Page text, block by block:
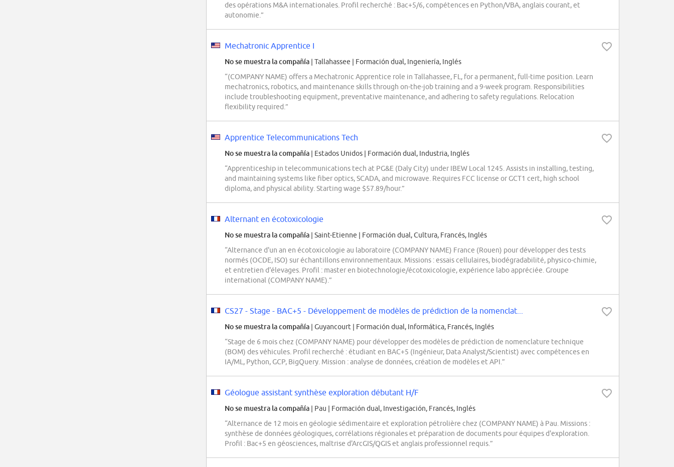
des opérations M&A internationales. Profil recherché : Bac+5/6, compétences en Python/VBA, anglais courant, et
autonomie.”
Mechatronic Apprentice I
No se muestra la compañía | Tallahassee | Formación dual, Ingeniería, Inglés
“(COMPANY NAME) offers a Mechatronic Apprentice role in Tallahassee, FL, for a permanent, full-time position. Learn
mechatronics, robotics, and maintenance skills through on-the-job training and a 9-week program. Responsibilities
include troubleshooting equipment, preventative maintenance, and adhering to safety regulations. Relocation
flexibility required.”
Apprentice Telecommunications Tech
No se muestra la compañía | Estados Unidos | Formación dual, Industria, Inglés
“Apprenticeship in telecommunications tech at PG&E (Daly City) under IBEW Local 1245. Assists in installing, testing,
and maintaining systems like fiber optics, SCADA, and microwave. Requires FCC license or GCT1 cert, high school
diploma, and physical ability. Starting wage $57.89/hour.”
Alternant en écotoxicologie
No se muestra la compañía | Saint-Etienne | Formación dual, Cultura, Francés, Inglés
“Alternance d'un an en écotoxicologie au laboratoire (COMPANY NAME) France (Rouen) pour développer des tests
normés (OCDE, ISO) sur échantillons environnementaux. Missions : essais cellulaires, biodégradabilité, physico-chimie,
et entretien d'élevages. Profil : master en biotechnologie/écotoxicologie, expérience labo appréciée. Groupe
international (COMPANY NAME).”
CS27 - Stage - BAC+5 - Développement de modèles de prédiction de la nomenclat...
No se muestra la compañía | Guyancourt | Formación dual, Informática, Francés, Inglés
“Stage de 6 mois chez (COMPANY NAME) pour développer des modèles de prédiction de nomenclature technique
(BOM) des véhicules. Profil recherché : étudiant en BAC+5 (Ingénieur, Data Analyst/Scientist) avec compétences en
IA/ML, Python, GCP, BigQuery. Mission : analyse de données, création de modèles et API.”
Géologue assistant synthèse exploration débutant H/F
No se muestra la compañía | Pau | Formación dual, Investigación, Francés, Inglés
“Alternance de 12 mois en géologie sédimentaire et exploration pétrolière chez (COMPANY NAME) à Pau. Missions :
synthèse de données géologiques, corrélations régionales et préparation de documents pour équipes d'exploration.
Profil : Bac+5 en géosciences, maîtrise d'ArcGIS/QGIS et anglais professionnel requis.”